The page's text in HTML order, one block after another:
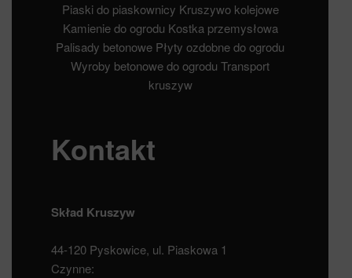
Piaski do piaskownicy Kruszywo kolejowe
Kamienie do ogrodu Kostka przemysłowa
Palisady betonowe Płyty ozdobne do ogrodu
Wyroby betonowe do ogrodu Transport
kruszyw
Kontakt
Skład Kruszyw
44-120 Pyskowice, ul. Piaskowa 1
Czynne: